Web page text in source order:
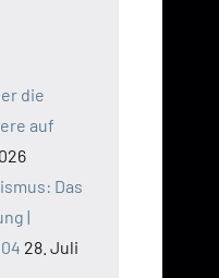
die
auf
Das
|
28. Juli